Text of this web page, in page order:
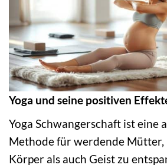
Yoga und seine positiven
Yoga Schwangerschaft ist eine
Methode für werdende Mütter,
Körper als auch Geist zu